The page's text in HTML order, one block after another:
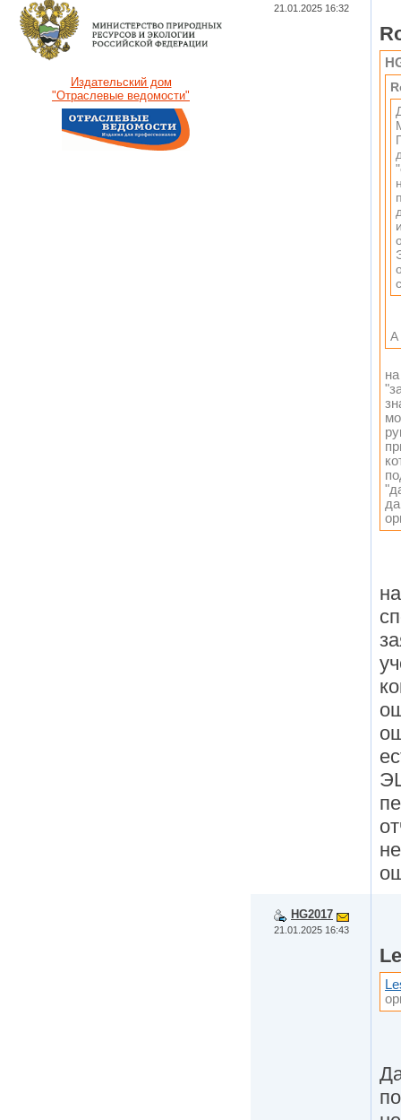
Издательский дом
"Отраслевые ведомости"
21.01.2025 16:32
А
HG2017
21.01.2025 16:43